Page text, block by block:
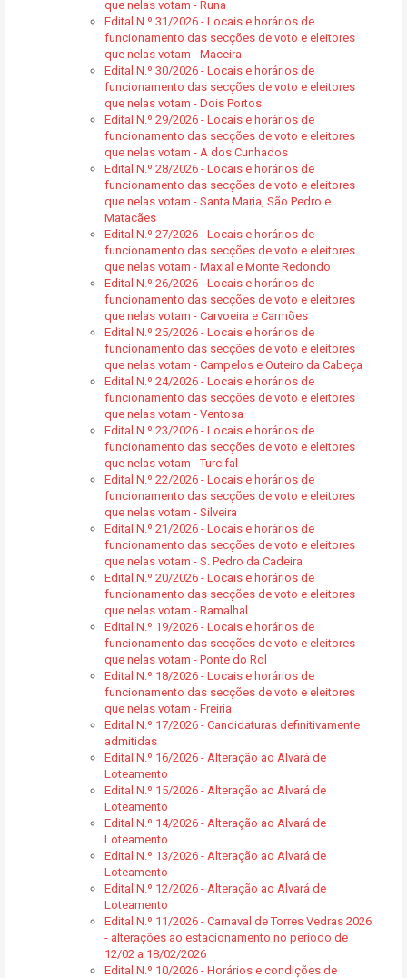
que nelas votam - Runa
Edital N.º 31/2026 - Locais e horários de
funcionamento das secções de voto e eleitores
que nelas votam - Maceira
Edital N.º 30/2026 - Locais e horários de
funcionamento das secções de voto e eleitores
que nelas votam - Dois Portos
Edital N.º 29/2026 - Locais e horários de
funcionamento das secções de voto e eleitores
que nelas votam - A dos Cunhados
Edital N.º 28/2026 - Locais e horários de
funcionamento das secções de voto e eleitores
que nelas votam - Santa Maria, São Pedro e
Matacães
Edital N.º 27/2026 - Locais e horários de
funcionamento das secções de voto e eleitores
que nelas votam - Maxial e Monte Redondo
Edital N.º 26/2026 - Locais e horários de
funcionamento das secções de voto e eleitores
que nelas votam - Carvoeira e Carmões
Edital N.º 25/2026 - Locais e horários de
funcionamento das secções de voto e eleitores
que nelas votam - Campelos e Outeiro da Cabeça
Edital N.º 24/2026 - Locais e horários de
funcionamento das secções de voto e eleitores
que nelas votam - Ventosa
Edital N.º 23/2026 - Locais e horários de
funcionamento das secções de voto e eleitores
que nelas votam - Turcifal
Edital N.º 22/2026 - Locais e horários de
funcionamento das secções de voto e eleitores
que nelas votam - Silveira
Edital N.º 21/2026 - Locais e horários de
funcionamento das secções de voto e eleitores
que nelas votam - S. Pedro da Cadeira
Edital N.º 20/2026 - Locais e horários de
funcionamento das secções de voto e eleitores
que nelas votam - Ramalhal
Edital N.º 19/2026 - Locais e horários de
funcionamento das secções de voto e eleitores
que nelas votam - Ponte do Rol
Edital N.º 18/2026 - Locais e horários de
funcionamento das secções de voto e eleitores
que nelas votam - Freiria
Edital N.º 17/2026 - Candidaturas definitivamente
admitidas
Edital N.º 16/2026 - Alteração ao Alvará de
Loteamento
Edital N.º 15/2026 - Alteração ao Alvará de
Loteamento
Edital N.º 14/2026 - Alteração ao Alvará de
Loteamento
Edital N.º 13/2026 - Alteração ao Alvará de
Loteamento
Edital N.º 12/2026 - Alteração ao Alvará de
Loteamento
Edital N.º 11/2026 - Carnaval de Torres Vedras 2026
- alterações ao estacionamento no período de
12/02 a 18/02/2026
Edital N.º 10/2026 - Horários e condições de